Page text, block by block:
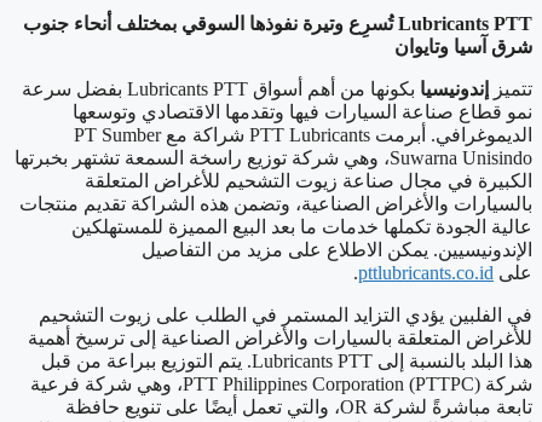
Lubricants PTT
تُسرِع وتيرة نفوذها السوقي بمختلف أنحاء جنوب
شرق آسيا وتايوان
تتميز إندونيسيا
بكونها من أهم أسواق Lubricants PTT بفضل سرعة
نمو قطاع صناعة السيارات فيها وتقدمها الاقتصادي وتوسعها
الديموغرافي. أبرمت PTT Lubricants شراكة مع PT Sumber
Suwarna Unisindo، وهي شركة توزيع راسخة السمعة تشتهر بخبرتها
الكبيرة في مجال صناعة زيوت التشحيم للأغراض المتعلقة
بالسيارات والأغراض الصناعية، وتضمن هذه الشراكة تقديم منتجات
عالية الجودة تكملها خدمات ما بعد البيع المميزة للمستهلكين
الإندونيسيين. يمكن الاطلاع على مزيد من التفاصيل
على pttlubricants.co.id
.
في الفلبين يؤدي التزايد المستمر في الطلب على زيوت التشحيم
للأغراض المتعلقة بالسيارات والأغراض الصناعية إلى ترسيخ أهمية
هذا البلد بالنسبة إلى Lubricants PTT. يتم التوزيع ببراعة من قبل
شركة PTT Philippines Corporation (PTTPC)، وهي شركة فرعية
تابعة مباشرةً لشركة OR، والتي تعمل أيضًا على تنويع حافظة